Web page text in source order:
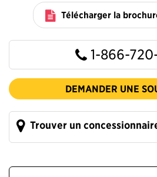
Télécharger la
1-866-
DEMANDER UNE
Trouver un